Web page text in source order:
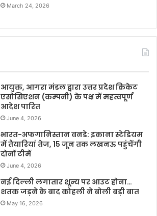
March 24, 2026
आयुक्त, आगरा मंडल द्वारा उत्तर प्रदेश क्रिकेट
एसोसिएशन (कम्पनी) के पक्ष में महत्वपूर्ण
आदेश पारित
June 4, 2026
भारत-अफगानिस्तान वनडे: इकाना स्टेडियम
में तैयारियां तेज, 15 जून तक लखनऊ पहुंचेंगी
दोनों टीमें
June 4, 2026
नई दिल्ली लगातार शून्य पर आउट होना…
शतक जड़ने के बाद कोहली ने बोली बड़ी बात
May 16, 2026